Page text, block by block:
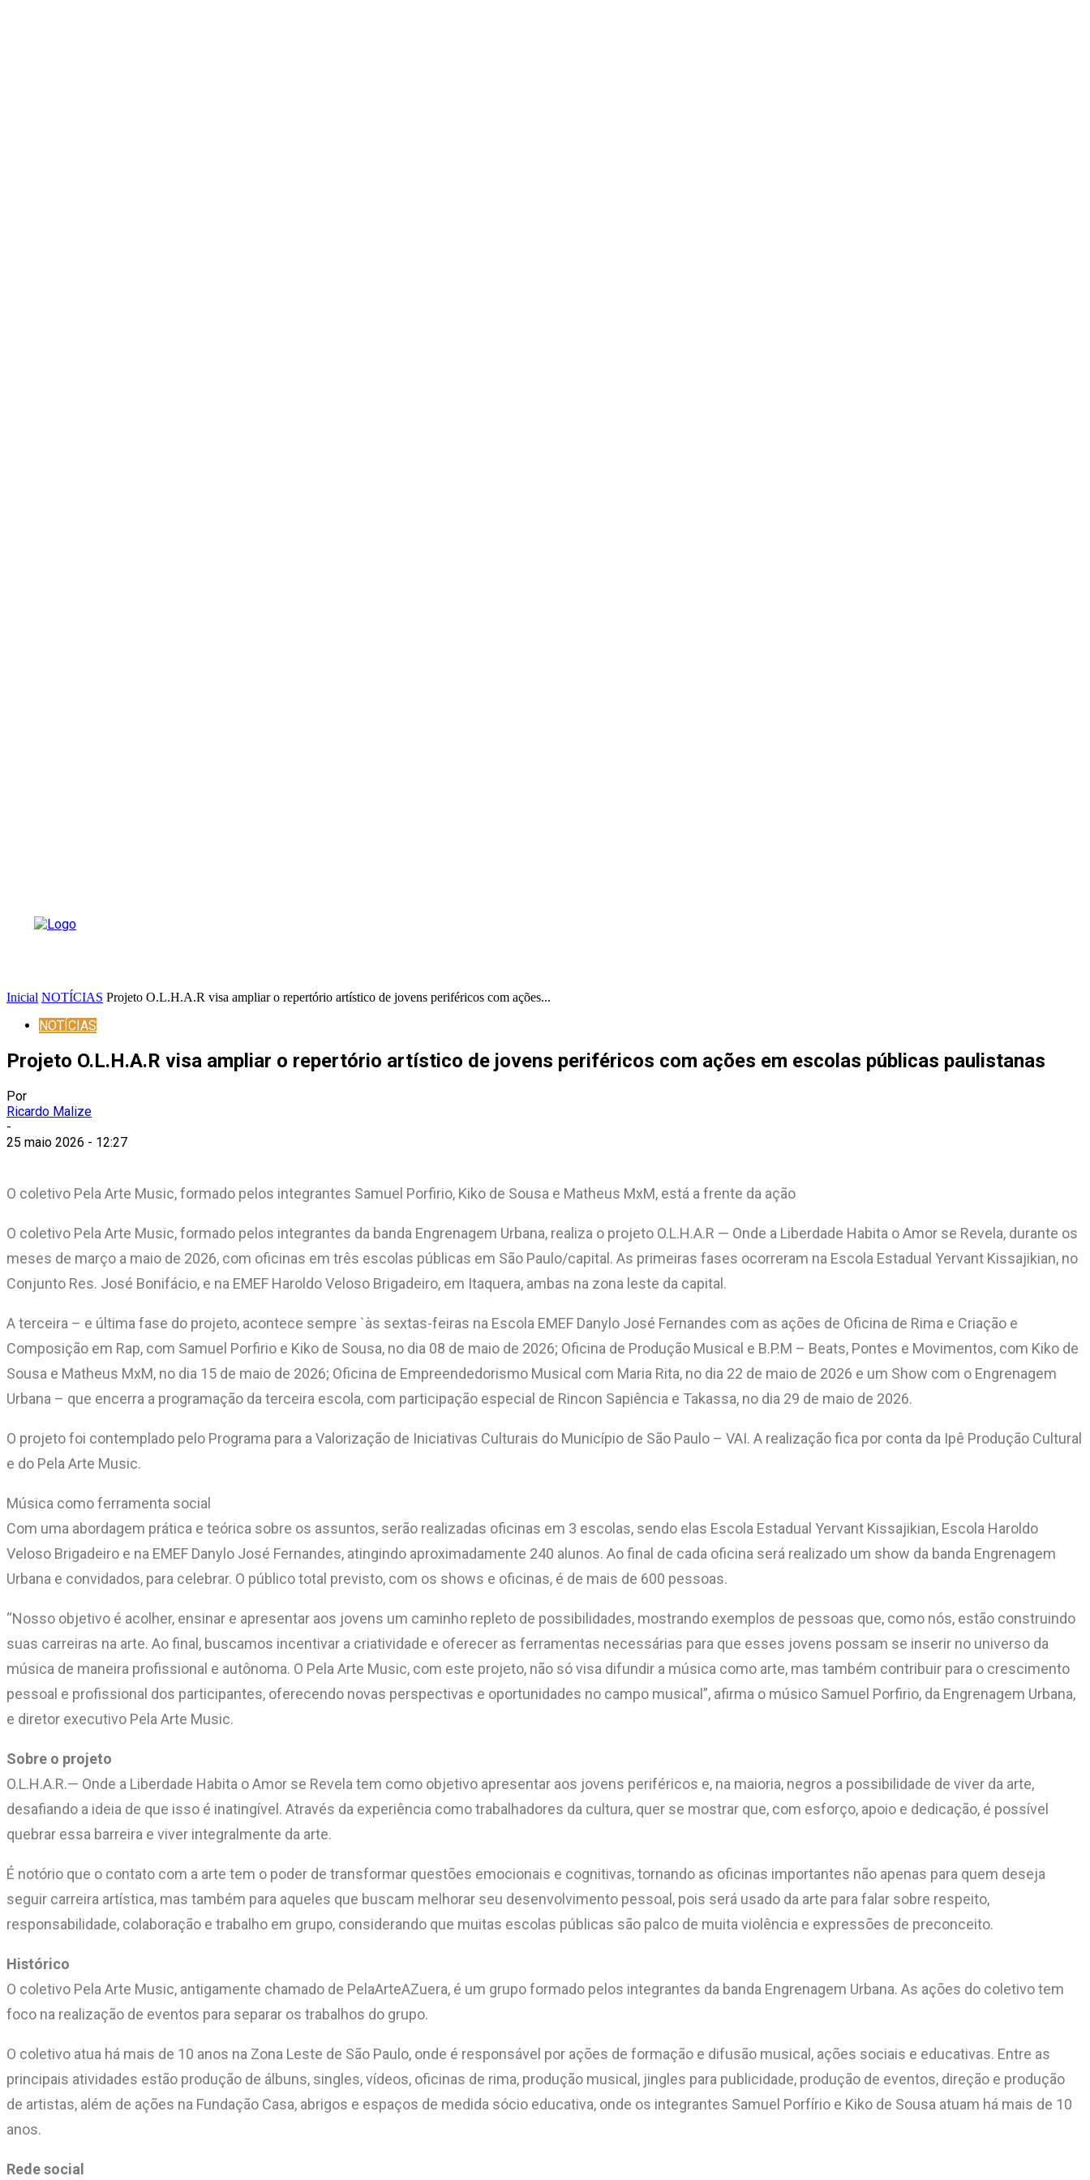
Inicial NOTÍCIAS Projeto O.L.H.A.R visa ampliar o repertório artístico de jovens periféricos com ações...
NOTÍCIAS
Projeto O.L.H.A.R visa ampliar o repertório artístico de jovens periféricos com ações em escolas públicas paulistanas
Por
Ricardo Malize
-
25 maio 2026 - 12:27
O coletivo Pela Arte Music, formado pelos integrantes Samuel Porfirio, Kiko de Sousa e Matheus MxM, está a frente da ação
O coletivo Pela Arte Music, formado pelos integrantes da banda Engrenagem Urbana, realiza o projeto O.L.H.A.R — Onde a Liberdade Habita o Amor se Revela, durante os
meses de março a maio de 2026, com oficinas em três escolas públicas em São Paulo/capital. As primeiras fases ocorreram na Escola Estadual Yervant Kissajikian, no
Conjunto Res. José Bonifácio, e na EMEF Haroldo Veloso Brigadeiro, em Itaquera, ambas na zona leste da capital.
A terceira – e última fase do projeto, acontece sempre `às sextas-feiras na Escola EMEF Danylo José Fernandes com as ações de Oficina de Rima e Criação e
Composição em Rap, com Samuel Porfirio e Kiko de Sousa, no dia 08 de maio de 2026; Oficina de Produção Musical e B.P.M – Beats, Pontes e Movimentos, com Kiko de
Sousa e Matheus MxM, no dia 15 de maio de 2026; Oficina de Empreendedorismo Musical com Maria Rita, no dia 22 de maio de 2026 e um Show com o Engrenagem
Urbana – que encerra a programação da terceira escola, com participação especial de Rincon Sapiência e Takassa, no dia 29 de maio de 2026.
O projeto foi contemplado pelo Programa para a Valorização de Iniciativas Culturais do Município de São Paulo – VAI. A realização fica por conta da Ipê Produção Cultural
e do Pela Arte Music.
Música como ferramenta social
Com uma abordagem prática e teórica sobre os assuntos, serão realizadas oficinas em 3 escolas, sendo elas Escola Estadual Yervant Kissajikian, Escola Haroldo
Veloso Brigadeiro e na EMEF Danylo José Fernandes, atingindo aproximadamente 240 alunos. Ao final de cada oficina será realizado um show da banda Engrenagem
Urbana e convidados, para celebrar. O público total previsto, com os shows e oficinas, é de mais de 600 pessoas.
“Nosso objetivo é acolher, ensinar e apresentar aos jovens um caminho repleto de possibilidades, mostrando exemplos de pessoas que, como nós, estão construindo
suas carreiras na arte. Ao final, buscamos incentivar a criatividade e oferecer as ferramentas necessárias para que esses jovens possam se inserir no universo da
música de maneira profissional e autônoma. O Pela Arte Music, com este projeto, não só visa difundir a música como arte, mas também contribuir para o crescimento
pessoal e profissional dos participantes, oferecendo novas perspectivas e oportunidades no campo musical”, afirma o músico Samuel Porfirio, da Engrenagem Urbana,
e diretor executivo Pela Arte Music.
Sobre o projeto
O.L.H.A.R.— Onde a Liberdade Habita o Amor se Revela tem como objetivo apresentar aos jovens periféricos e, na maioria, negros a possibilidade de viver da arte,
desafiando a ideia de que isso é inatingível. Através da experiência como trabalhadores da cultura, quer se mostrar que, com esforço, apoio e dedicação, é possível
quebrar essa barreira e viver integralmente da arte.
É notório que o contato com a arte tem o poder de transformar questões emocionais e cognitivas, tornando as oficinas importantes não apenas para quem deseja
seguir carreira artística, mas também para aqueles que buscam melhorar seu desenvolvimento pessoal, pois será usado da arte para falar sobre respeito,
responsabilidade, colaboração e trabalho em grupo, considerando que muitas escolas públicas são palco de muita violência e expressões de preconceito.
Histórico
O coletivo Pela Arte Music, antigamente chamado de PelaArteAZuera, é um grupo formado pelos integrantes da banda Engrenagem Urbana. As ações do coletivo tem
foco na realização de eventos para separar os trabalhos do grupo.
O coletivo atua há mais de 10 anos na Zona Leste de São Paulo, onde é responsável por ações de formação e difusão musical, ações sociais e educativas. Entre as
principais atividades estão produção de álbuns, singles, vídeos, oficinas de rima, produção musical, jingles para publicidade, produção de eventos, direção e produção
de artistas, além de ações na Fundação Casa, abrigos e espaços de medida sócio educativa, onde os integrantes Samuel Porfírio e Kiko de Sousa atuam há mais de 10
anos.
Rede social